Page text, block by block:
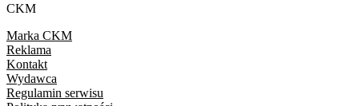
CKM
Marka CKM
Reklama
Kontakt
Wydawca
Regulamin serwisu